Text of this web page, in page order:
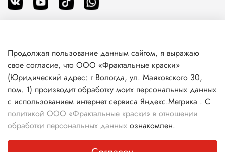
О магазине
Клиентам
Информация
Продолжая пользование данным сайтом, я выражаю
свое согласие, что ООО «Фрактальные краски»
(Юридический адрес: г Вологда, ул. Маяковского 30,
пом. 1) производит обработку моих персональных данных
с использованием интернет сервиса Яндекс.Метрика . С
политикой ООО «Фрактальные краски» в отношении
обработки персональных данных ознакомлен.